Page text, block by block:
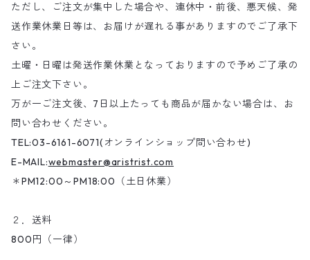
ただし、ご注文が集中した場合や、連休中・前後、悪天候、発
送作業休業日等は、お届けが遅れる事がありますのでご了承下
さい。
土曜・日曜は発送作業休業となっておりますので予めご了承の
上ご注文下さい。
万が一ご注文後、7日以上たっても商品が届かない場合は、お
問い合わせください。
TEL:03-6161-6071(オンラインショップ問い合わせ)
E-MAIL:webmaster@aristrist.com
＊PM12:00～PM18:00（土日休業）
２．送料
800円（一律）